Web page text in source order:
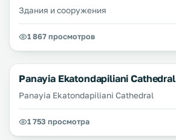
Здания и сооружения
1 867 просмотров
Panayia Ekatondapiliani Cathedral
Panayia Ekatondapiliani Cathedral
1 753 просмотра